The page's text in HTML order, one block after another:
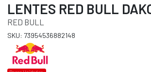
LENTES RED BULL
RED BULL
SKU: 73954536882148